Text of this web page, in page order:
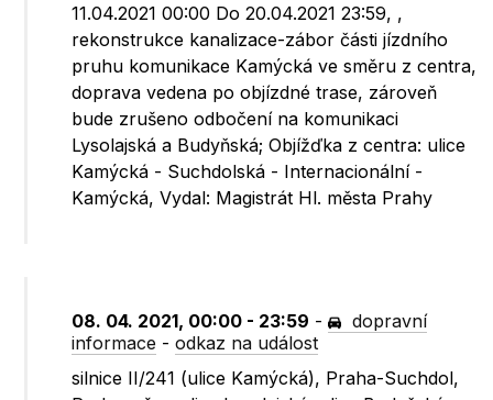
11.04.2021 00:00 Do 20.04.2021 23:59, ,
rekonstrukce kanalizace-zábor části jízdního
pruhu komunikace Kamýcká ve směru z centra,
doprava vedena po objízdné trase, zároveň
bude zrušeno odbočení na komunikaci
Lysolajská a Budyňská; Objížďka z centra: ulice
Kamýcká - Suchdolská - Internacionální -
Kamýcká, Vydal: Magistrát Hl. města Prahy
08. 04. 2021, 00:00 - 23:59 -
dopravní
informace -odkaz na událost
silnice II/241 (ulice Kamýcká), Praha-Suchdol,